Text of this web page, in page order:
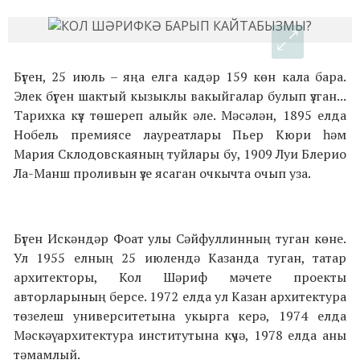
Бүген, 25 июль – яңа елга кадәр 159 көн кала бара.
Элек бүген шактый кызыклы вакыйгалар булып үзган...
Тарихка күз төшереп алыйк әле. Мәсәлән, 1895 елда
Нобель премиясе лауреатлары Пьер Кюри һәм
Мария Склодовскаяның туйлары бу, 1909 Луи Блерио
Ла-Манш проливын үзе ясаган очкычта очып уза.
Бүген Искәндәр Фоат улы Сәйфуллинның туган көне.
Ул 1955 елның 25 июлендә Казанда туган, татар
архитекторы, Кол Шәриф мәчете проекты
авторларының берсе. 1972 елда ул Казан архитектура
төзелеш университетына укырга керә, 1974 елда
Мәскәү архитектура институтына күчә, 1978 елда аны
тәмамлый.